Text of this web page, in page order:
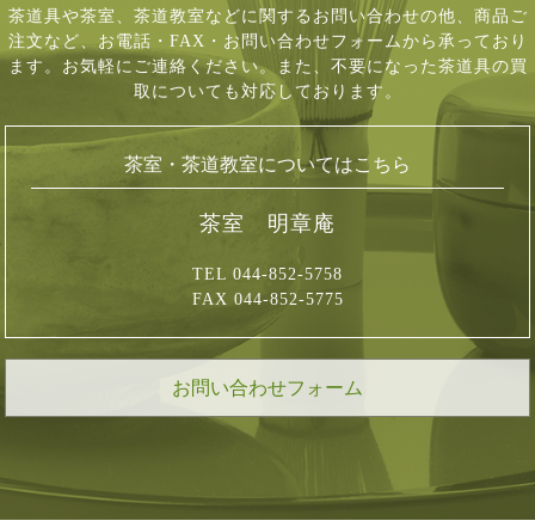
茶道具や茶室、茶道教室などに関するお問い合わせの他、商品ご
注文など、 お電話・FAX・お問い合わせフォームから承っており
ます。お気軽にご連絡ください。 また、不要になった茶道具の買
取についても対応しております。
茶室・茶道教室についてはこちら
茶室 明章庵
TEL 044-852-5758
FAX 044-852-5775
お問い合わせフォーム